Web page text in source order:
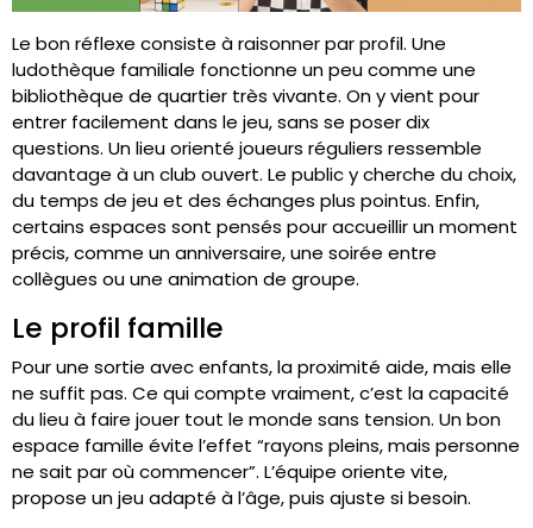
Le bon réflexe consiste à raisonner par profil. Une
ludothèque familiale fonctionne un peu comme une
bibliothèque de quartier très vivante. On y vient pour
entrer facilement dans le jeu, sans se poser dix
questions. Un lieu orienté joueurs réguliers ressemble
davantage à un club ouvert. Le public y cherche du choix,
du temps de jeu et des échanges plus pointus. Enfin,
certains espaces sont pensés pour accueillir un moment
précis, comme un anniversaire, une soirée entre
collègues ou une animation de groupe.
Le profil famille
Pour une sortie avec enfants, la proximité aide, mais elle
ne suffit pas. Ce qui compte vraiment, c’est la capacité
du lieu à faire jouer tout le monde sans tension. Un bon
espace famille évite l’effet “rayons pleins, mais personne
ne sait par où commencer”. L’équipe oriente vite,
propose un jeu adapté à l’âge, puis ajuste si besoin.